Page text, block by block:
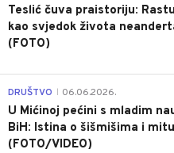
Teslić čuva praistoriju:
kao svjedok života
(FOTO)
DRUŠTVO 06.06.2026.
U Mićinoj pećini s mladim
BiH: Istina o šišmišima i
(FOTO/VIDEO)